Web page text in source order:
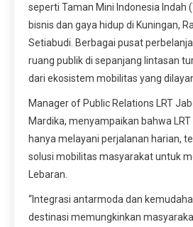
seperti Taman Mini Indonesia Indah
bisnis dan gaya hidup di Kuningan,
Setiabudi. Berbagai pusat
ruang publik di sepanjang lintasan
dari ekosistem mobilitas yang
Manager of Public Relations LRT
Mardika, menyampaikan bahwa
hanya melayani perjalanan harian,
solusi mobilitas masyarakat untuk
Lebaran.
“Integrasi antarmoda dan
destinasi memungkinkan